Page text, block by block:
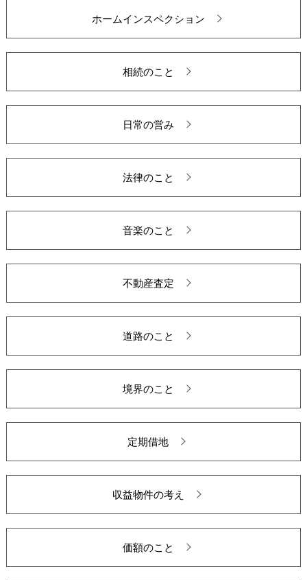
ホームインスペクション
相続のこと
日常の営み
法律のこと
音楽のこと
不動産査定
道路のこと
境界のこと
定期借地
収益物件の考え
価額のこと